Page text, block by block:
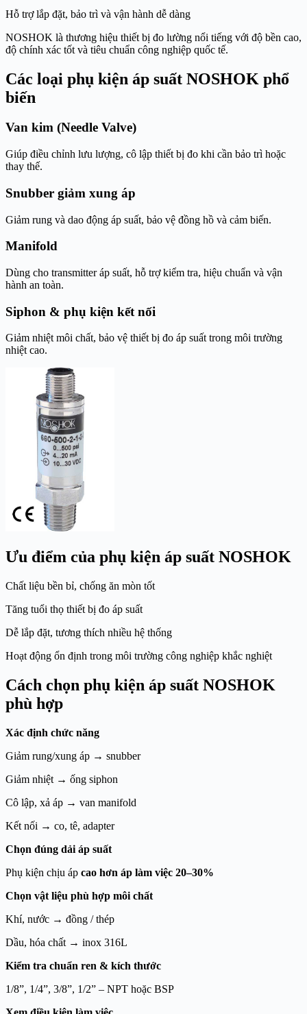
Hỗ trợ lắp đặt, bảo trì và vận hành dễ dàng
NOSHOK là thương hiệu thiết bị đo lường nổi tiếng với độ bền cao,
độ chính xác tốt và tiêu chuẩn công nghiệp quốc tế.
Các loại phụ kiện áp suất NOSHOK phổ
biến
Van kim (Needle Valve)
Giúp điều chỉnh lưu lượng, cô lập thiết bị đo khi cần bảo trì hoặc
thay thế.
Snubber giảm xung áp
Giảm rung và dao động áp suất, bảo vệ đồng hồ và cảm biến.
Manifold
Dùng cho transmitter áp suất, hỗ trợ kiểm tra, hiệu chuẩn và vận
hành an toàn.
Siphon & phụ kiện kết nối
Giảm nhiệt môi chất, bảo vệ thiết bị đo áp suất trong môi trường
nhiệt cao.
Ưu điểm của phụ kiện áp suất NOSHOK
Chất liệu bền bỉ, chống ăn mòn tốt
Tăng tuổi thọ thiết bị đo áp suất
Dễ lắp đặt, tương thích nhiều hệ thống
Hoạt động ổn định trong môi trường công nghiệp khắc nghiệt
Cách chọn phụ kiện áp suất NOSHOK
phù hợp
Xác định chức năng
Giảm rung/xung áp → snubber
Giảm nhiệt → ống siphon
Cô lập, xả áp → van manifold
Kết nối → co, tê, adapter
Chọn đúng dải áp suất
Phụ kiện chịu áp cao hơn áp làm việc 20–30%
Chọn vật liệu phù hợp môi chất
Khí, nước → đồng / thép
Dầu, hóa chất → inox 316L
Kiểm tra chuẩn ren & kích thước
1/8”, 1/4”, 3/8”, 1/2” – NPT hoặc BSP